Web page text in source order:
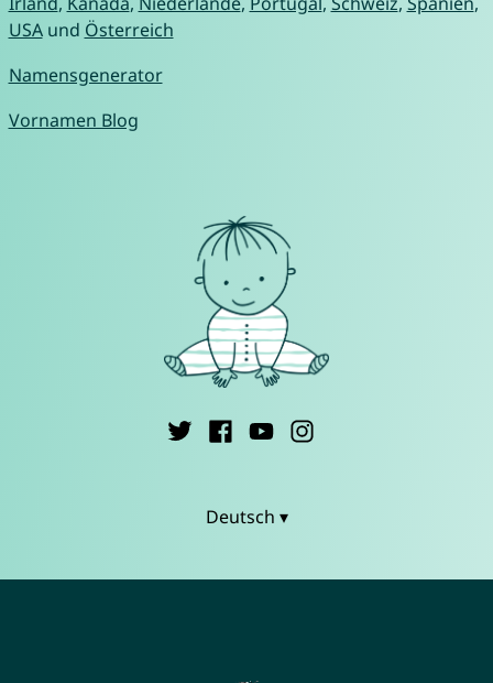
USAund Österreich
Namensgenerator
Vornamen Blog
Deutsch ▾